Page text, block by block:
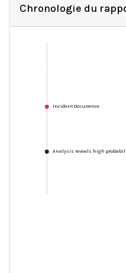
Chronologie du
Incident Occurrence
Analysis reveals high